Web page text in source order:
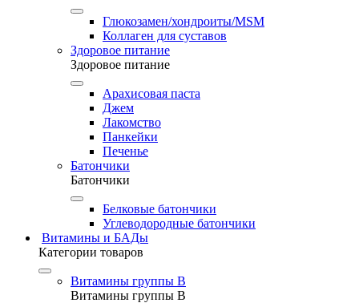
Глюкозамен/хондроиты/MSM
Коллаген для суставов
Здоровое питание
Здоровое питание
Арахисовая паста
Джем
Лакомство
Панкейки
Печенье
Батончики
Батончики
Белковые батончики
Углеводородные батончики
Витамины и БАДы
Категории товаров
Витамины группы B
Витамины группы B